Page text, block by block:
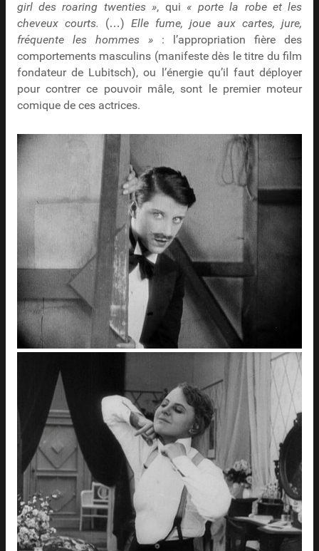
girl des roaring twenties », qui « porte la robe et les
cheveux courts. (…) Elle fume, joue aux cartes, jure,
fréquente les hommes »: l’appropriation fière des
comportements masculins (manifeste dès le titre du film
fondateur de Lubitsch), ou l’énergie qu’il faut déployer
pour contrer ce pouvoir mâle, sont le premier moteur
comique de ces actrices.